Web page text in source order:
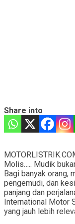
Share into
Molis….. Mudik
Bagi banyak orang,
pengemudi, dan
panjang dan
International Motor
yang jauh lebih